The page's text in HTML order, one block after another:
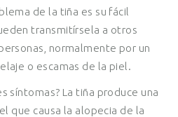
de la tiña es su fácil
transmitírsela a otros
normalmente por un
o escamas de la piel.
síntomas? La tiña produce una
que causa la alopecia de la